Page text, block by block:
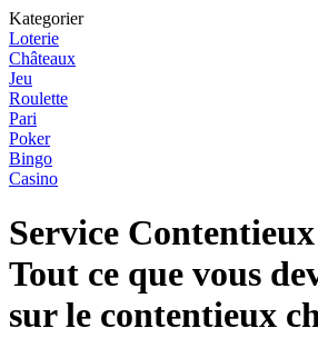
Kategorier
Loterie
Châteaux
Jeu
Roulette
Pari
Poker
Bingo
Casino
Service
Tout ce que vous
sur le contentieux